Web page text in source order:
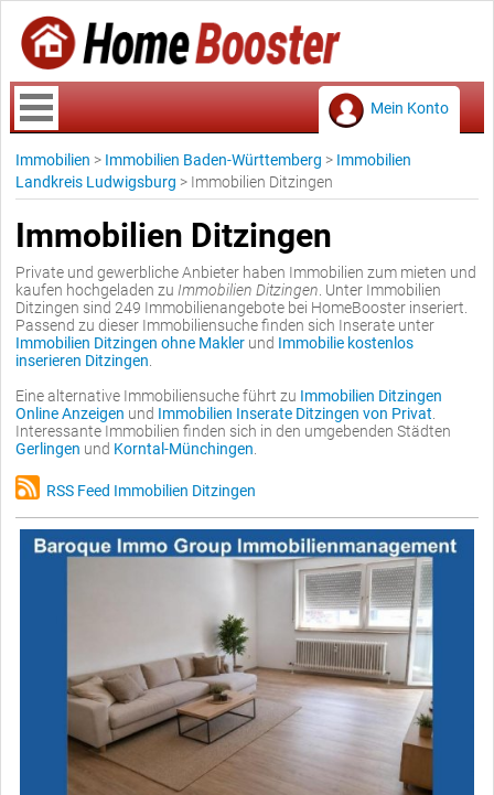
Mein Konto
Immobilien > Immobilien Baden-Württemberg > Immobilien
Landkreis Ludwigsburg > Immobilien Ditzingen
Immobilien Ditzingen
Private und gewerbliche Anbieter haben Immobilien zum mieten und
kaufen hochgeladen zu Immobilien Ditzingen . Unter Immobilien
Ditzingen sind 249 Immobilienangebote bei HomeBooster inseriert.
Passend zu dieser Immobiliensuche finden sich Inserate unter
Immobilien Ditzingen ohne Makler und Immobilie kostenlos
inserieren Ditzingen
Eine alternative Immobiliensuche führt zu Immobilien Ditzingen
Online Anzeigen und Immobilien Inserate Ditzingen von Privat
Interessante Immobilien finden sich in den umgebenden Städten
Gerlingen und Korntal-Münchingen
RSS Feed Immobilien Ditzingen